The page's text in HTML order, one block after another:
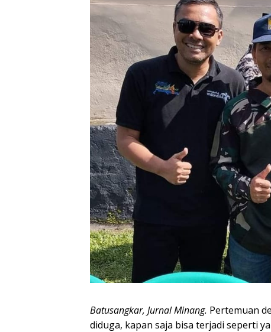
Batusangkar, Jurnal Minang. Pertemuan
diduga, kapan saja bisa terjadi seperti